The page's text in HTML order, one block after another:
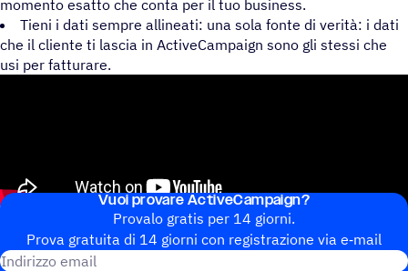
momento esatto che conta per il tuo business.
Tieni i dati sempre allineati: una sola fonte di verità: i dati
che il cliente ti lascia in ActiveCampaign sono gli stessi che
usi per fatturare.
Vuoi provare ActiveCampaign?
Provalo gratis per 14 giorni.
Prova gratuita di 14 giorni con regi­stra­zione via e‑mail